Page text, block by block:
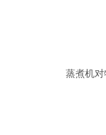
蒸煮机对物